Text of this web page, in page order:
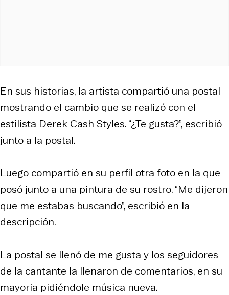
En sus historias, la artista compartió una postal
mostrando el cambio que se realizó con el
estilista Derek Cash Styles. “¿Te gusta?”, escribió
junto a la postal.
Luego compartió en su perfil otra foto en la que
posó junto a una pintura de su rostro. “Me dijeron
que me estabas buscando”, escribió en la
descripción.
La postal se llenó de me gusta y los seguidores
de la cantante la llenaron de comentarios, en su
mayoría pidiéndole música nueva.